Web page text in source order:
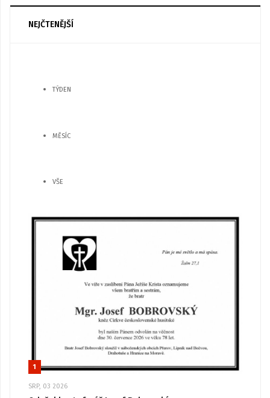
NEJČTENĚJŠÍ
TÝDEN
MĚSÍC
VŠE
1
SRP, 03 2026